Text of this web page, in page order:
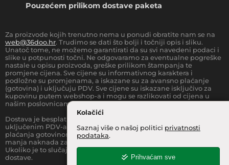
Kolačići
Saznaj više o našoj politici privatnosti
podataka.
Prihvaćam sve
Pouzećem prilikom dostave paketa
Za proizvode kojih trenutno nema u ponudi obratite nam se na
web@36doo.hr. Trudimo se dati što bolji i točniji opis i sliku.
Unatoč tome, ne možemo garantirati da su svi navedeni podaci i
slike u potpunosti točni. Ne odgovaramo za eventualne pogreške
nastale u opisu proizvoda, greške prilikom štampanja te
promjene cijena. Sve cijene su informativnog karaktera i
podložne su promjenama, a iskazane su za avansno plaćanje
(gotovina) i uključuju PDV. Sve cijene su iskazane isključivo za
kupovinu putem webshop-a i mogu se razlikovati od cijena u
našim poslovnicama.
Dostava je besplatna za sve narudžbe iznad
uključenim PDV-a) za Zonu 1 (cijela RH, osim otoka).Prilikom
plaćanja gotovinom pri dostavi robe na kućnu adresu, moguća je
manja naknada za rad sa gotovinom na strani dostavne službe.
Ukoliko je to slučaj, to je jasno označeno pri samom iznosu
dostave.